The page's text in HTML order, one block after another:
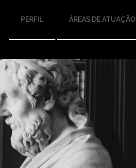
PERFIL ÁREAS DE ATUAÇÃO